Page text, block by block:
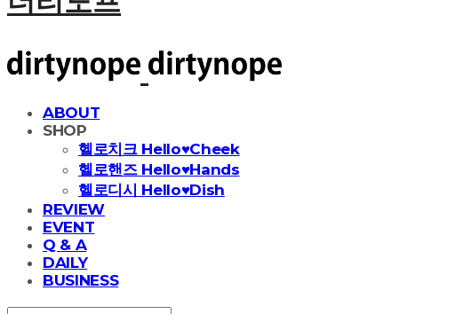
ABOUT
SHOP
헬로치크 Hello♥Cheek
헬로핸즈 Hello♥Hands
헬로디시 Hello♥Dish
REVIEW
EVENT
Q & A
DAILY
BUSINESS